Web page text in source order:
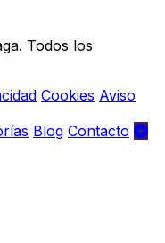
Todos los
Cookies Aviso
Blog Contacto